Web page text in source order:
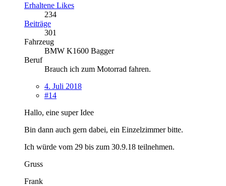
Erhaltene Likes
234
Beiträge
301
Fahrzeug
BMW K1600 Bagger
Beruf
Brauch ich zum Motorrad fahren.
4. Juli 2018
#14
Hallo, eine super Idee
Bin dann auch gern dabei, ein Einzelzimmer bitte.
Ich würde vom 29 bis zum 30.9.18 teilnehmen.
Gruss
Frank